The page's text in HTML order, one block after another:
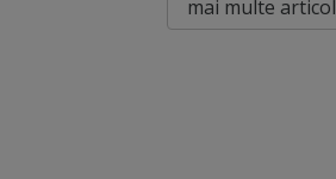
mai multe